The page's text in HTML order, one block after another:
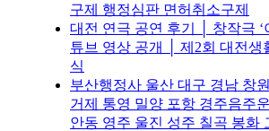
구제 행정심판 면허취소구제
대전 연극 공연 후기 │ 창작극 ‘
튜브 영상 공개 │ 제2회 대전생
식
부산행정사 울산 대구 경남 창
거제 통영 밀양 포항 경주음주
안동 영주 울진 성주 칠곡 봉화